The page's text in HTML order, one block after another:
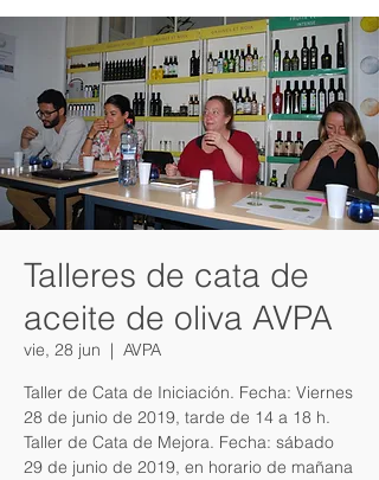
Talleres de cata de
aceite de oliva AVPA
vie, 28 jun
  |
AVPA
Taller de Cata de Iniciación. Fecha: Viernes
28 de junio de 2019, tarde de 14 a 18 h.
Taller de Cata de Mejora. Fecha: sábado
29 de junio de 2019, en horario de mañana